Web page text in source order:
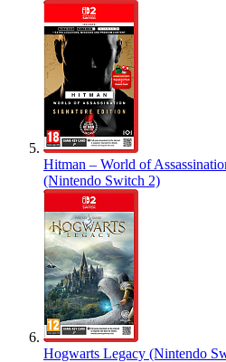
Hitman – World of
(Nintendo Switch 2)
Hogwarts Legacy (Nintendo